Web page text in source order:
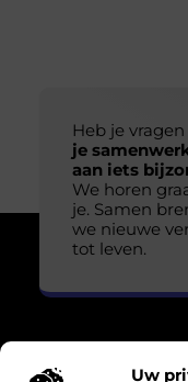
Uw
Heb je
je
aan iets
We horen
je. Samen
we nieuwe
tot leven.